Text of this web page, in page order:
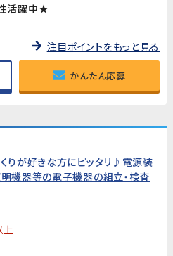
活躍中★
注目ポイントをもっと見る
かんたん応募
りが好きな方にピッタリ♪電源装
機器等の電子機器の組立・検査